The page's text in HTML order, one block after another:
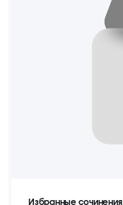
Избранные сочинения